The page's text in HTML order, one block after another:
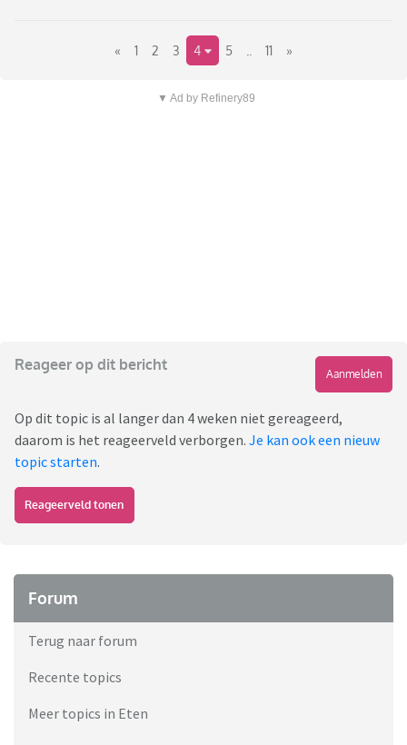
« 1 2 3 4 5 11 »
▼ Ad by Refinery89
Reageer op dit bericht
Aanmelden
Op dit topic is al langer dan 4 weken niet gereageerd,
daarom is het reageerveld verborgen. Je kan ook een nieuw
topic starten.
Reageerveld tonen
Forum
Terug naar forum
Recente topics
Meer topics in Eten